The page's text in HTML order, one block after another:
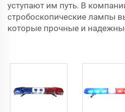
уступают им путь. В
стробоскопические лампы
которые прочные и